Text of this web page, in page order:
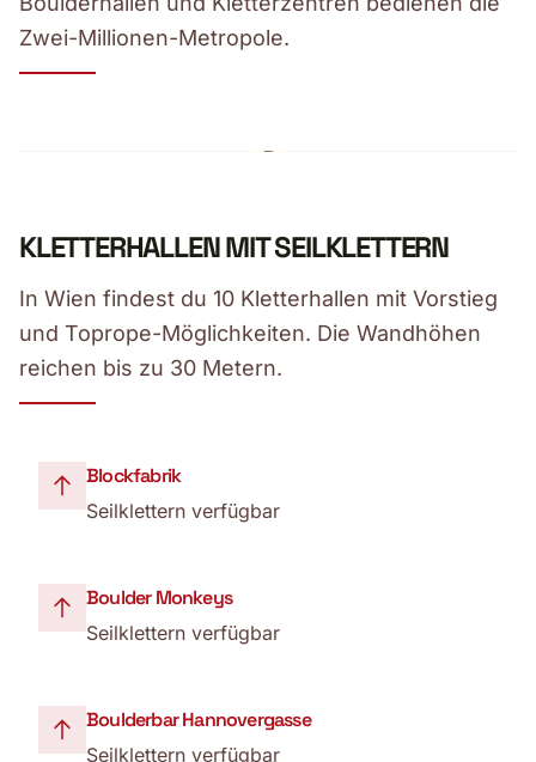
Zwei-Millionen-Metropole.
KLETTERHALLEN MIT SEILKLETTERN
In Wien findest du 10 Kletterhallen mit Vorstieg
und Toprope-Möglichkeiten. Die Wandhöhen
reichen bis zu 30 Metern.
Blockfabrik
Seilklettern verfügbar
Boulder Monkeys
Seilklettern verfügbar
Boulderbar Hannovergasse
Seilklettern verfügbar